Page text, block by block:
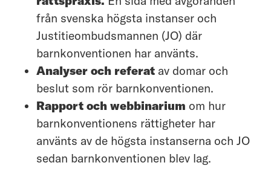
från svenska högsta instanser och
Justitieombudsmannen (JO) där
barnkonventionen har använts.
Analyser och referat av domar och
beslut som rör barnkonventionen.
Rapport och webbinarium om hur
barnkonventionens rättigheter har
använts av de högsta instanserna och JO
sedan barnkonventionen blev lag.